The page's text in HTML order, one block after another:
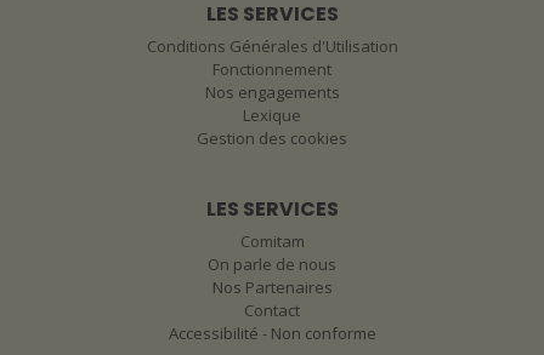
LES SERVICES
Conditions Générales d'Utilisation
Fonctionnement
Nos engagements
Lexique
Gestion des cookies
LES SERVICES
Comitam
On parle de nous
Nos Partenaires
Contact
Accessibilité - Non conforme